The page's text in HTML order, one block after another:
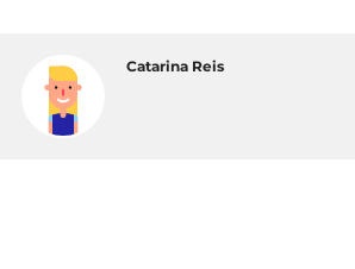
Catarina Reis